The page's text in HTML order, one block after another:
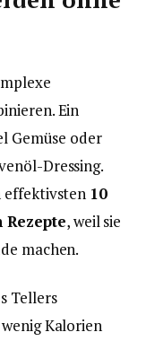
Ein
Gemüse oder
Dressing.
effektivsten 10
, weil sie
machen.
Tellers
Kalorien